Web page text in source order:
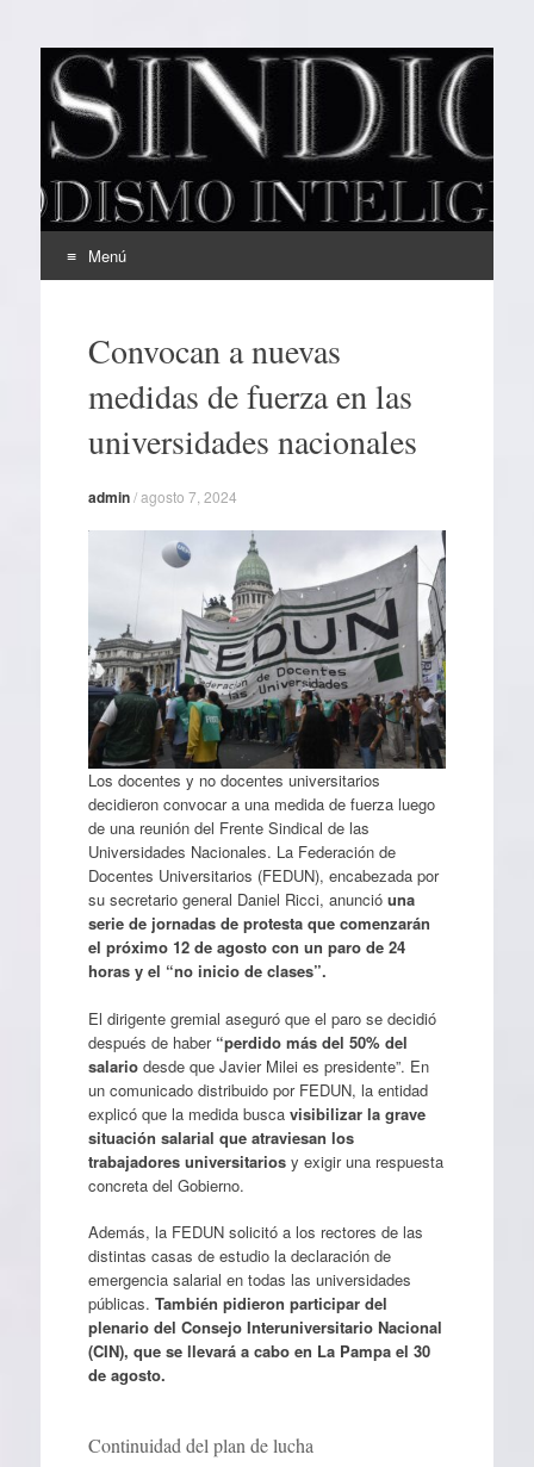
EL SINDICAL
Periodismo Inteligente
Menú
contenidoConvocan a nuevas
medidas de fuerza en las
universidades nacionales
admin/agosto 7, 2024
Los docentes y no docentes universitarios
decidieron convocar a una medida de fuerza luego
de una reunión del Frente Sindical de las
Universidades Nacionales. La Federación de
Docentes Universitarios (FEDUN), encabezada por
su secretario general Daniel Ricci, anunció una
serie de jornadas de protesta que comenzarán
el próximo 12 de agosto con un paro de 24
horas y el “no inicio de clases”.
El dirigente gremial aseguró que el paro se decidió
después de haber“perdido más del 50% del
salario desde que Javier Milei es presidente”. En
un comunicado distribuido por FEDUN, la entidad
explicó que la medida busca visibilizar la grave
situación salarial que atraviesan los
trabajadores universitarios y exigir una respuesta
concreta del Gobierno.
Además, la FEDUN solicitó a los rectores de las
distintas casas de estudio la declaración de
emergencia salarial en todas las universidades
públicas. También pidieron participar del
plenario del Consejo Interuniversitario Nacional
(CIN), que se llevará a cabo en La Pampa el 30
de agosto.
Continuidad del plan de lucha